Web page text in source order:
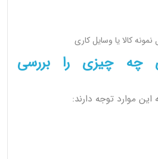
کالا یا وسایل کاری
چه چیزی را بررسی
این موارد توجه دارند: